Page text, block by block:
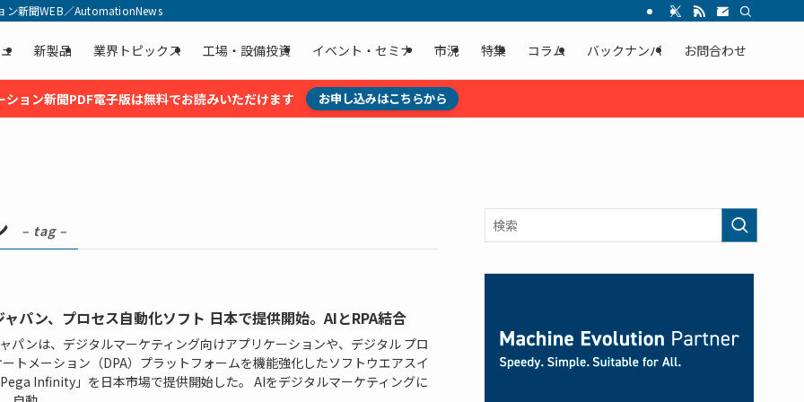
ン新聞WEB／AutomationNews
新製品 業界トピックス 工場・設備投資 イベント・セミナ 市況 特集 コラム バックナンバ お問合わせ
ション新聞PDF電子版は無料でお読みいただけます お申し込みはこちらから
– tag –
ャパン、プロセス自動化ソフト 日本で提供開始。AIとRPA結合
パンは、デジタルマーケティング向けアプリケーションや、デジタル プロ
トメーション（DPA）プラットフォームを機能強化したソフトウエアスイ
Infinity」を日本市場で提供開始した。 AIをデジタルマーケティングに